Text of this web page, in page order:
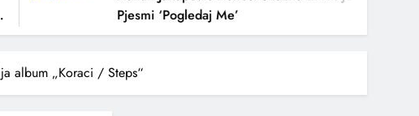
Pjesmi ‘Pogledaj Me’
album „Koraci / Steps“